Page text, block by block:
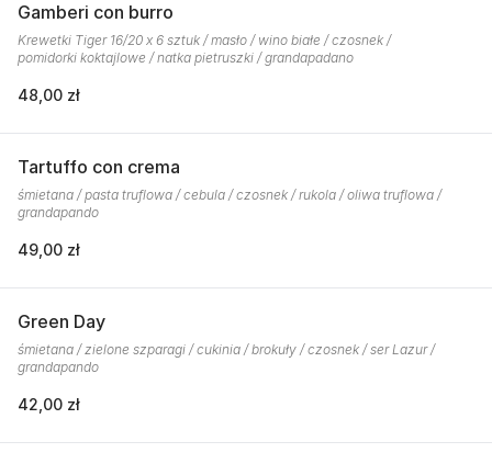
Gamberi con burro
Krewetki Tiger 16/20 x 6 sztuk / masło / wino białe / czosnek /
pomidorki koktajlowe / natka pietruszki / grandapadano
48,00 zł
Tartuffo con crema
śmietana / pasta truflowa / cebula / czosnek / rukola / oliwa truflowa /
grandapando
49,00 zł
Green Day
śmietana / zielone szparagi / cukinia / brokuły / czosnek / ser Lazur /
grandapando
42,00 zł